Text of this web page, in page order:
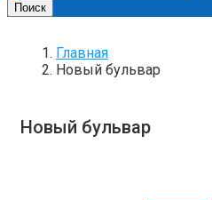
Поиск
Главная
Новый бульвар
Новый бульвар